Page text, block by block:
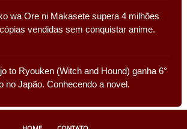
wa Ore ni Makasete supera 4 milhões
vendidas sem conquistar anime.
to Ryouken (Witch and Hound) ganha 6°
no Japão. Conhecendo a novel.